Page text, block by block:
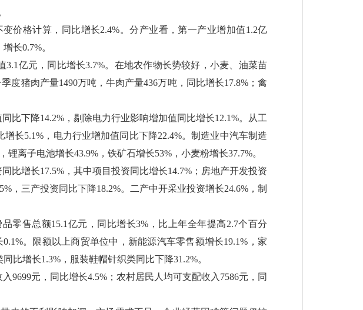
价格计算，同比增长2.4%。分产业看，第一产业增加值1.2亿
长0.7%。
亿元，同比增长3.7%。在地农作物长势较好，小麦、油菜苗
度猪肉产量1490万吨，牛肉产量436万吨，同比增长17.8%；禽
比下降14.2%，剔除电力行业影响增加值同比增长12.1%。从工
长5.1%，电力行业增加值同比下降22.4%。制造业中汽车制造
离子电池增长43.9%，铁矿石增长53%，小麦粉增长37.7%。
比增长17.5%，其中项目投资同比增长14.7%；房地产开发投资
，三产投资同比下降18.2%。二产中开采业投资增长24.6%，制
零售总额15.1亿元，同比增长3%，比上年全年提高2.7个百分
。限额以上商贸单位中，新能源汽车零售额增长19.1%，家
比增长1.3%，服装鞋帽针织类同比下降31.2%。
9699元，同比增长4.5%；农村居民人均可支配收入7586元，同